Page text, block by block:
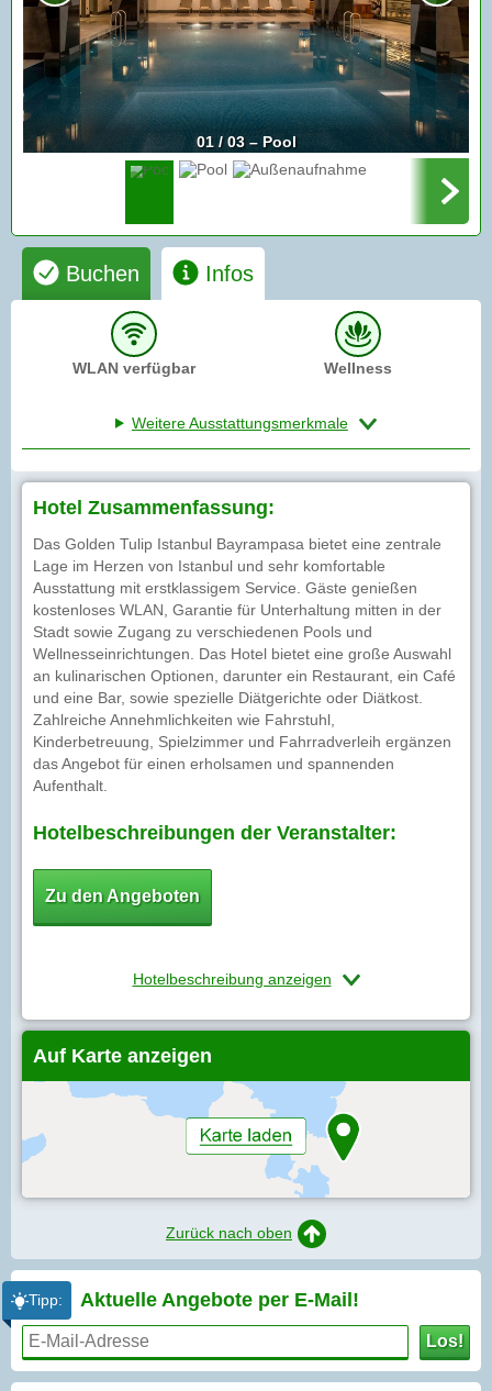
01 / 03 – Pool
Buchen Infos
WLAN verfügbar Wellness
Weitere Ausstattungsmerkmale
Hotel Zusammenfassung:
Das Golden Tulip Istanbul Bayrampasa bietet eine zentrale
Lage im Herzen von Istanbul und sehr komfortable
Ausstattung mit erstklassigem Service. Gäste genießen
kostenloses WLAN, Garantie für Unterhaltung mitten in der
Stadt sowie Zugang zu verschiedenen Pools und
Wellnesseinrichtungen. Das Hotel bietet eine große Auswahl
an kulinarischen Optionen, darunter ein Restaurant, ein Café
und eine Bar, sowie spezielle Diätgerichte oder Diätkost.
Zahlreiche Annehmlichkeiten wie Fahrstuhl,
Kinderbetreuung, Spielzimmer und Fahrradverleih ergänzen
das Angebot für einen erholsamen und spannenden
Aufenthalt.
Hotelbeschreibungen der Veranstalter:
Zu den Angeboten
Hotelbeschreibung anzeigen
Auf Karte anzeigen
Zurück nach oben
Tipp: Aktuelle Angebote per E-Mail!
Los!